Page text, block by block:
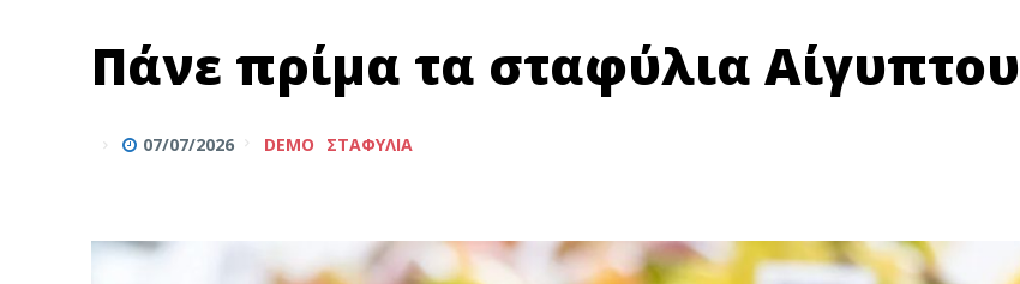
Πάνε πρίμα τα σταφύλια Αίγυπτου
07/07/2026 DEMO ΣΤΑΦΎΛΙΑ